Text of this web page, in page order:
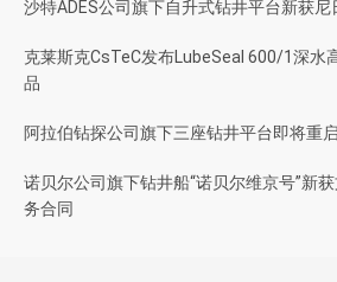
沙特ADES公司旗下自升式钻井平台新获尼
克莱斯克CsTeC发布LubeSeal 600/1深水
品
阿拉伯钻探公司旗下三座钻井平台即将重
诺贝尔公司旗下钻井船“诺贝尔维京号”新
务合同